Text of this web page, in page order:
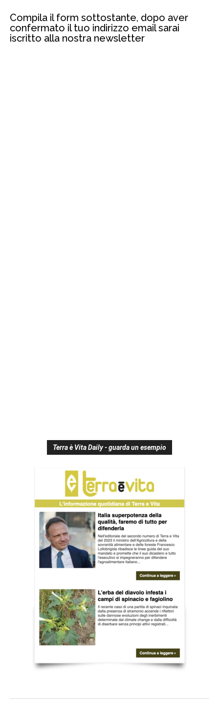
Compila il form sottostante, dopo aver
confermato il tuo indirizzo email sarai
iscritto alla nostra newsletter
Terra è Vita Daily - guarda un esempio